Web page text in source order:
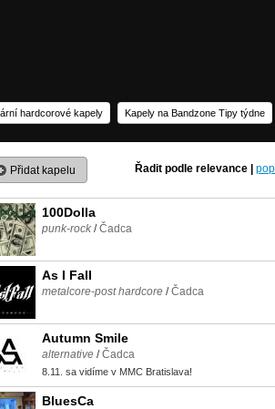
hardcorové kapely Kapely na Bandzone Tipy týdne
Přidat kapelu Řadit podle relevance
100Dolla
punk-rock /Čadca
As I Fall
metalcore-post hardcore /Čadca
Autumn Smile
alternative /Čadca
8.11. sa vidíme v MMC Bratislava!
BluesCa